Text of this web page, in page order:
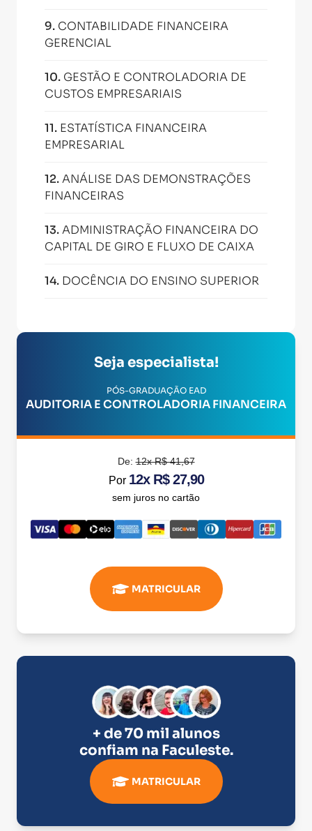
9. CONTABILIDADE FINANCEIRA
GERENCIAL
10. GESTÃO E CONTROLADORIA DE
CUSTOS EMPRESARIAIS
11. ESTATÍSTICA FINANCEIRA
EMPRESARIAL
12.ANÁLISE DAS DEMONSTRAÇÕES
FINANCEIRAS
13.ADMINISTRAÇÃO FINANCEIRA DO
CAPITAL DE GIRO E FLUXO DE CAIXA
14. DOCÊNCIA DO ENSINO SUPERIOR
Seja especialista!
PÓS-GRADUAÇÃO EAD
AUDITORIA E CONTROLADORIA FINANCEIRA
De:12x R$ 41,67
Por 12x R$ 27,90
sem juros no cartão
MATRICULAR
+ de 70 mil alunos
confiam na Faculeste.
MATRICULAR